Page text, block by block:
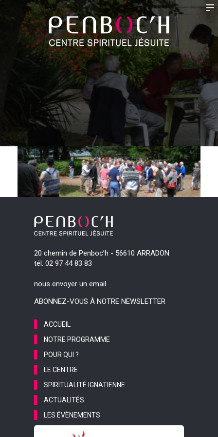
20 chemin de Penboc’h - 56610 ARRADON
tél. 02 97 44 83 83
nous envoyer un email
ABONNEZ-VOUS À NOTRE NEWSLETTER
ACCUEIL
NOTRE PROGRAMME
POUR QUI ?
LE CENTRE
SPIRITUALITÉ IGNATIENNE
ACTUALITÉS
LES ÉVÈNEMENTS